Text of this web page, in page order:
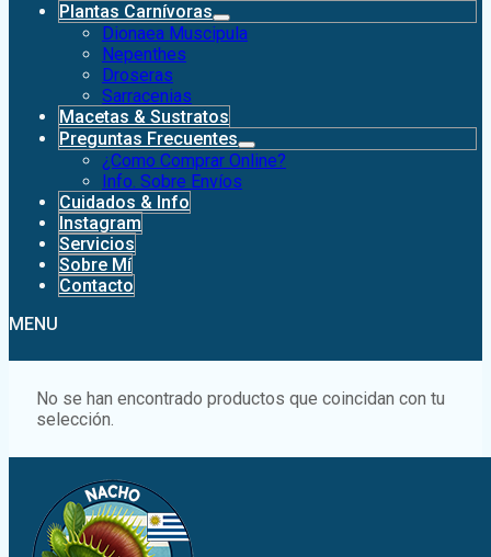
Plantas Carnívoras
Dionaea Muscipula
Nepenthes
Droseras
Sarracenias
Macetas & Sustratos
Preguntas Frecuentes
¿Como Comprar Online?
Info. Sobre Envíos
Cuidados & Info
Instagram
Servicios
Sobre Mí
Contacto
MENU
No se han encontrado productos que coincidan con tu
selección.